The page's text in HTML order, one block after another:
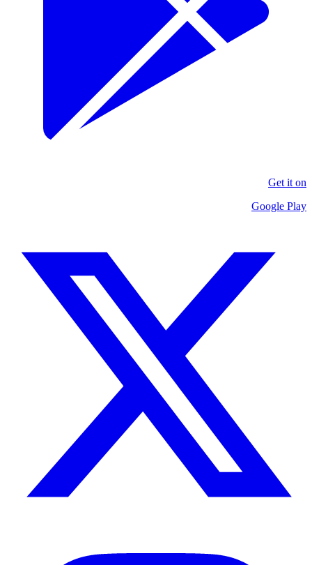
Get it on
Google Play